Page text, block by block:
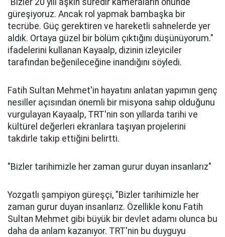
"Bizler 20 yılı aşkın süredir kameraların önünde
güreşiyoruz. Ancak rol yapmak bambaşka bir
tecrübe. Güç gerektiren ve hareketli sahnelerde yer
aldık. Ortaya güzel bir bölüm çıktığını düşünüyorum."
ifadelerini kullanan Kayaalp, dizinin izleyiciler
tarafından beğenileceğine inandığını söyledi.
Fatih Sultan Mehmet'in hayatını anlatan yapımın genç
nesiller açısından önemli bir misyona sahip olduğunu
vurgulayan Kayaalp, TRT'nin son yıllarda tarihi ve
kültürel değerleri ekranlara taşıyan projelerini
takdirle takip ettiğini belirtti.
"Bizler tarihimizle her zaman gurur duyan insanlarız"
Yozgatlı şampiyon güreşçi, "Bizler tarihimizle her
zaman gurur duyan insanlarız. Özellikle konu Fatih
Sultan Mehmet gibi büyük bir devlet adamı olunca bu
daha da anlam kazanıyor. TRT'nin bu duyguyu